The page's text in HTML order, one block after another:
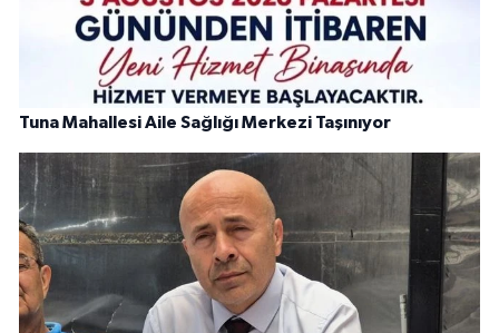
Tuna Mahallesi Aile Sağlığı Merkezi Taşınıyor